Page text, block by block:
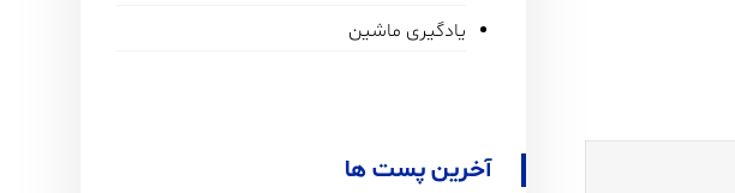
یادگیری ماشین
آخرین پست ها